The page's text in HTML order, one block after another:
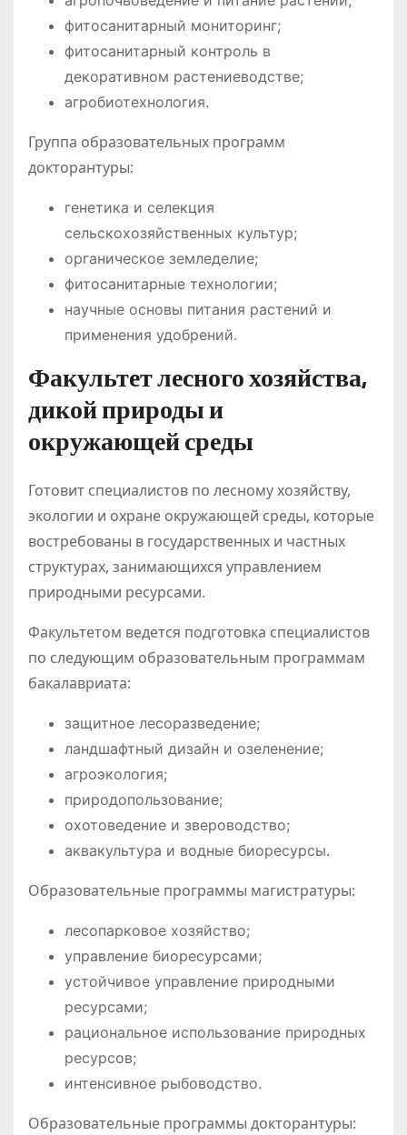
фитосанитарный мониторинг;
фитосанитарный контроль в
декоративном растениеводстве;
агробиотехнология.
Группа образовательных программ
докторантуры:
генетика и селекция
сельскохозяйственных культур;
органическое земледелие;
фитосанитарные технологии;
научные основы питания растений и
применения удобрений.
Факультет лесного хозяйства,
дикой природы и
окружающей среды
Готовит специалистов по лесному хозяйству,
экологии и охране окружающей среды, которые
востребованы в государственных и частных
структурах, занимающихся управлением
природными ресурсами.
Факультетом ведется подготовка специалистов
по следующим образовательным программам
бакалавриата:
защитное лесоразведение;
ландшафтный дизайн и озеленение;
агроэкология;
природопользование;
охотоведение и звероводство;
аквакультура и водные биоресурсы.
Образовательные программы магистратуры:
лесопарковое хозяйство;
управление биоресурсами;
устойчивое управление природными
ресурсами;
рациональное использование природных
ресурсов;
интенсивное рыбоводство.
Образовательные программы докторантуры: